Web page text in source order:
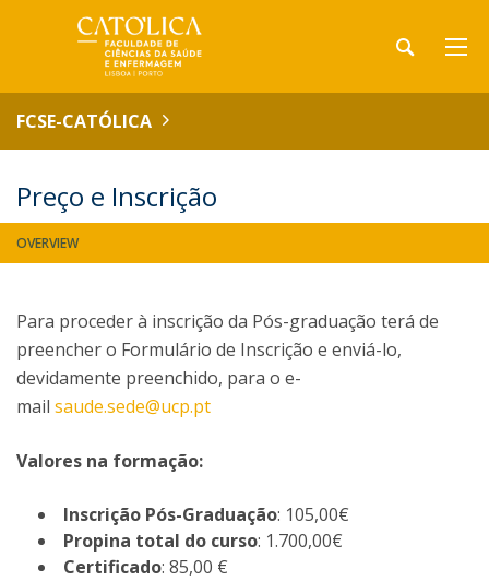
FCSE-CATÓLICA
Preço e Inscrição
OVERVIEW
Para proceder à inscrição da Pós-graduação terá de
preencher o Formulário de Inscrição e enviá-lo,
devidamente preenchido, para o e-
mail saude.sede@ucp.pt
Valores na formação:
Inscrição Pós-Graduação: 105,00€
Propina total do curso: 1.700,00€
Certificado: 85,00 €